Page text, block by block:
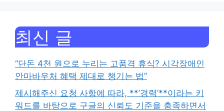
최신 글
“단돈 4천 원으로 누리는 고품격 휴식? 시각장애인
안마바우처 혜택 제대로 챙기는 법”
제시해주신 요청 사항에 따라, **’경력’**이라는 키
워드를 바탕으로 구글의 신뢰도 기준을 충족하면서